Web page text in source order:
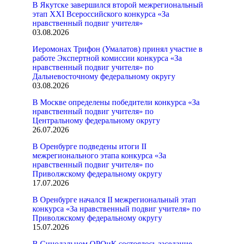
В Якутске завершился второй межрегиональный
этап XXI Всероссийского конкурса «За
нравственный подвиг учителя»
03.08.2026
Иеромонах Трифон (Умалатов) принял участие в
работе Экспертной комиссии конкурса «За
нравственный подвиг учителя» по
Дальневосточному федеральному округу
03.08.2026
В Москве определены победители конкурса «За
нравственный подвиг учителя» по
Центральному федеральному округу
26.07.2026
В Оренбурге подведены итоги II
межрегионального этапа конкурса «За
нравственный подвиг учителя» по
Приволжскому федеральному округу
17.07.2026
В Оренбурге начался II межрегиональный этап
конкурса «За нравственный подвиг учителя» по
Приволжскому федеральному округу
15.07.2026